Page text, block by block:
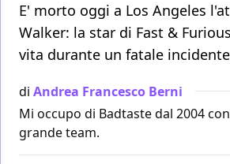
E' morto oggi a Los Angeles
Walker: la star di Fast &
vita durante un fatale
di Andrea Francesco Berni
Mi occupo di Badtaste dal 2004
grande team.